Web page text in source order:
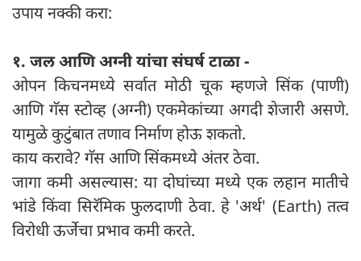
उपाय नक्की करा:
१. जल आणि अग्नी यांचा संघर्ष टाळा -
ओपन किचनमध्ये सर्वात मोठी चूक म्हणजे सिंक (पाणी)
आणि गॅस स्टोव्ह (अग्नी) एकमेकांच्या अगदी शेजारी असणे.
यामुळे कुटुंबात तणाव निर्माण होऊ शकतो.
काय करावे? गॅस आणि सिंकमध्ये अंतर ठेवा.
जागा कमी असल्यास: या दोघांच्या मध्ये एक लहान मातीचे
भांडे किंवा सिरॅमिक फुलदाणी ठेवा. हे 'अर्थ' (Earth) तत्व
विरोधी ऊर्जेचा प्रभाव कमी करते.